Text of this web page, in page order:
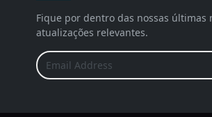
Fique por dentro das nossas últimas
atualizações relevantes.